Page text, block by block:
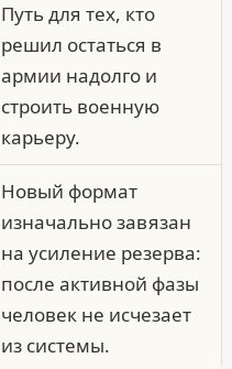
Путь для тех, кто
решил остаться в
армии надолго и
строить военную
карьеру.
Новый формат
изначально завязан
на усиление резерва:
после активной фазы
человек не исчезает
из системы.